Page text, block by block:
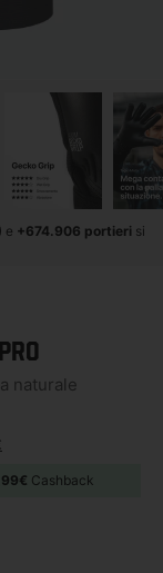
e +674.906 portieri si
naturale
Cashback